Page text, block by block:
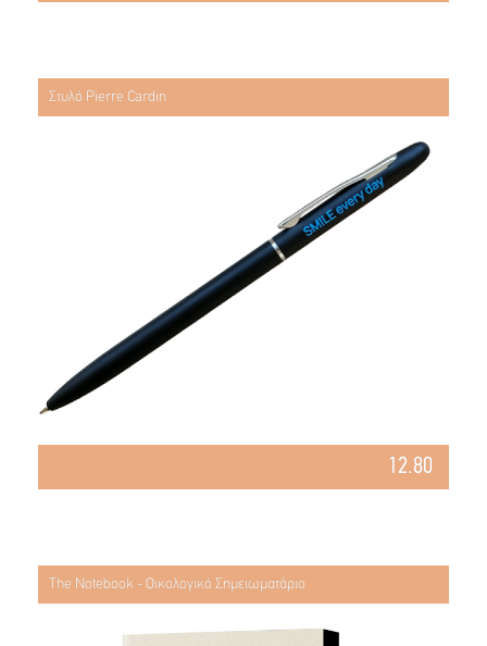
Στυλό Pierre Cardin
12.80
The Notebook - Οικολογικό Σημειωματάριο